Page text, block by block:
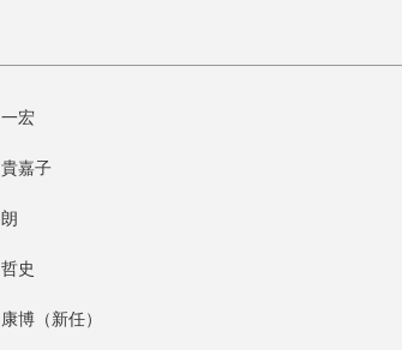
宏
嘉子
史
博（新任）